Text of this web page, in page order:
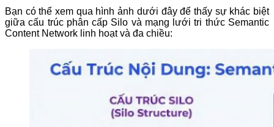
Bạn có thể xem qua hình ảnh dưới đây để thấy sự khác biệt
giữa cấu trúc phân cấp Silo và mạng lưới tri thức Semantic
Content Network linh hoạt và đa chiều: